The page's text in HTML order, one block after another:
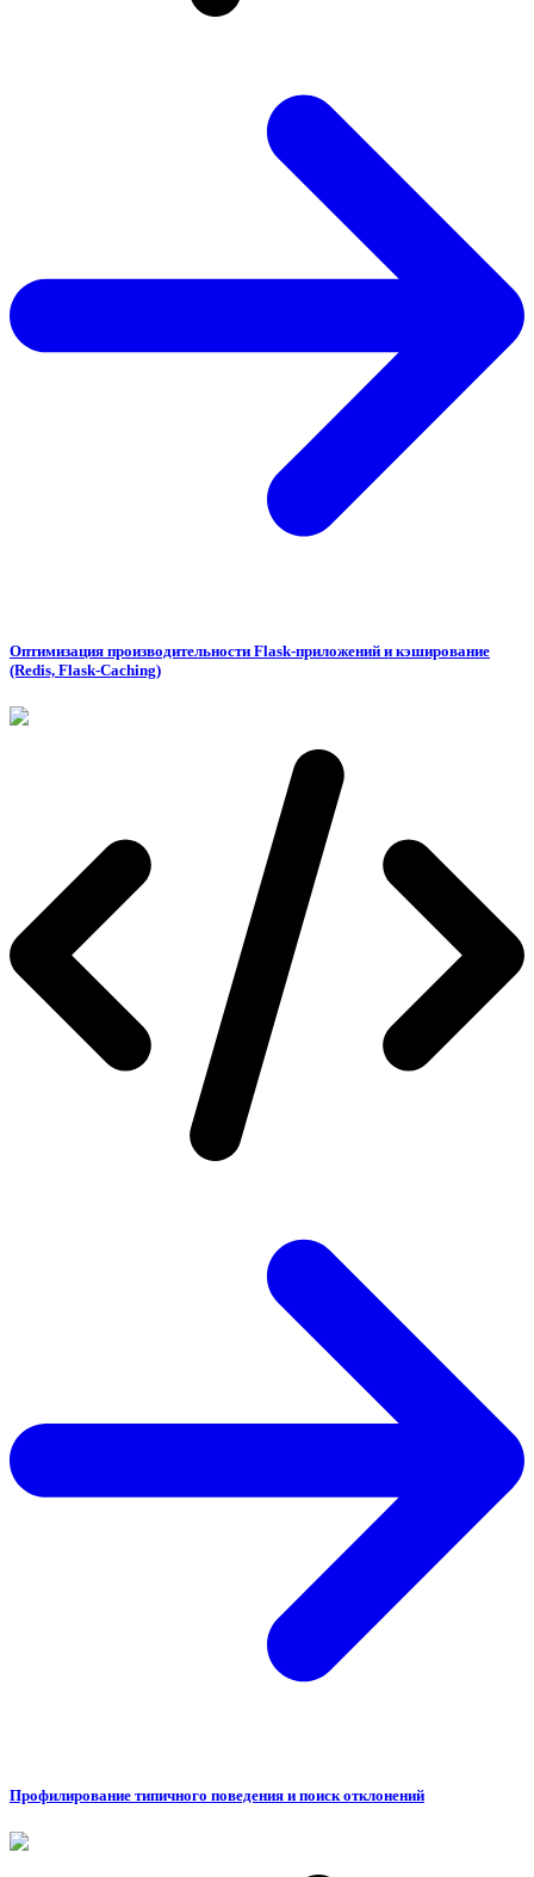
Оптимизация производительности Flask-приложений и кэширование
(Redis, Flask-Caching)
Профилирование типичного поведения и поиск отклонений